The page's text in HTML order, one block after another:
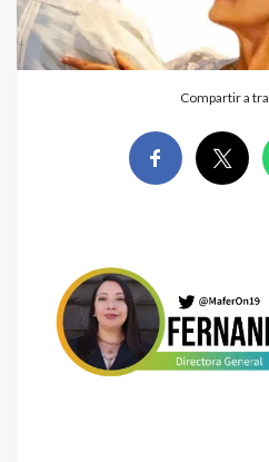
Compartir a